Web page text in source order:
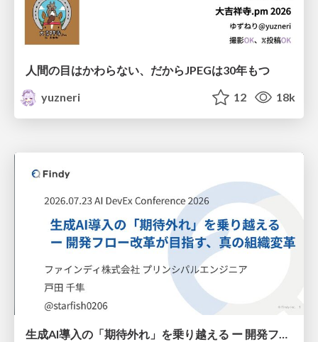
人間の目はかわらない、だからJPEGは30年もつ
yuzneri
12 18k
生成AI導入の「期待外れ」を乗り越える ー 開発フロー改革が目指す、真の組織変革